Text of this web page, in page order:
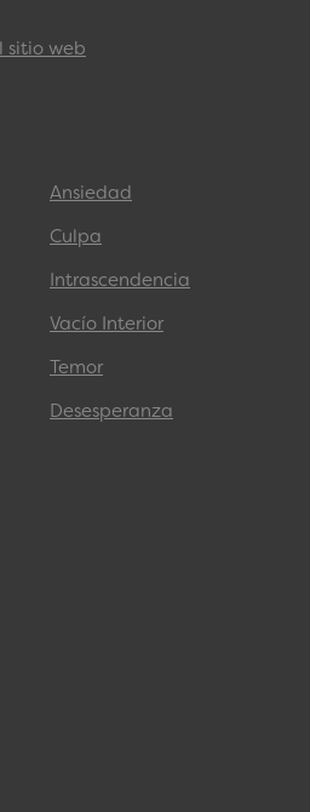
sitio web
Ansiedad
Culpa
Intrascendencia
Vacío Interior
Temor
Desesperanza